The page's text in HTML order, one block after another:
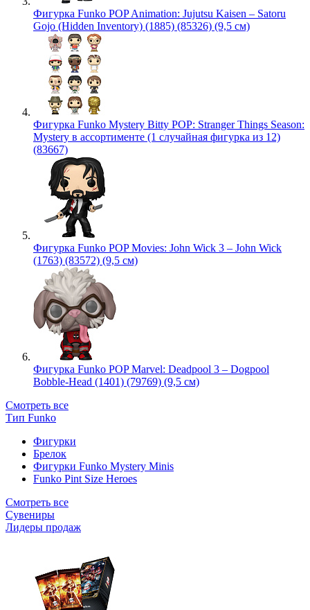
Фигурка Funko POP Animation: Jujutsu Kaisen – Satoru
Gojo (Hidden Inventory) (1885) (85326) (9,5 см)
Фигурка Funko Mystery Bitty POP: Stranger Things Season:
Mystery в ассортименте (1 случайная фигурка из 12)
(83667)
Фигурка Funko POP Movies: John Wick 3 – John Wick
(1763) (83572) (9,5 см)
Фигурка Funko POP Marvel: Deadpool 3 – Dogpool
Bobble-Head (1401) (79769) (9,5 см)
Смотреть все
Тип Funko
Фигурки
Брелок
Фигурки Funko Mystery Minis
Funko Pint Size Heroes
Смотреть все
Сувениры
Лидеры продаж